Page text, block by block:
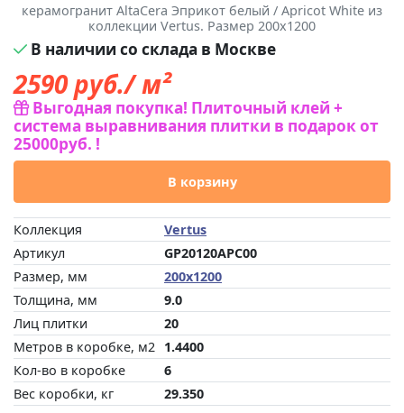
керамогранит AltaCera Эприкот белый / Apricot White из
коллекции Vertus. Размер 200x1200
В наличии со склада в Москве
2590руб./ м²
Выгодная покупка! Плиточный клей +
система выравнивания плитки в подарок от
25000руб. !
В корзину
Коллекция
Vertus
Артикул
GP20120APC00
Размер, мм
200x1200
Толщина, мм
9.0
Лиц плитки
20
Метров в коробке, м2
1.4400
Кол-во в коробке
6
Вес коробки, кг
29.350